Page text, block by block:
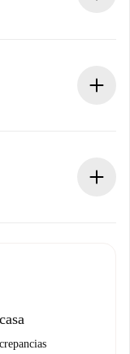
cargo y te